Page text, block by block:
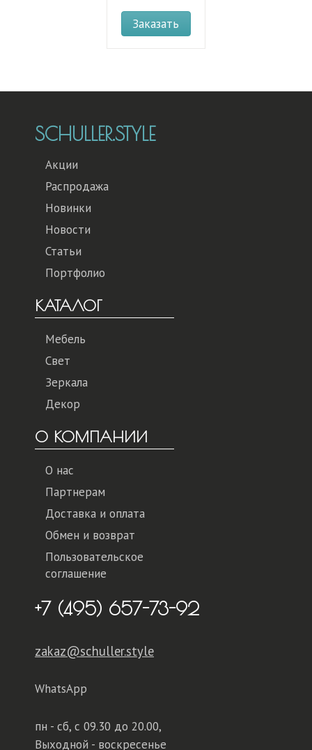
Заказать
SCHULLER.STYLE
Акции
Распродажа
Новинки
Новости
Статьи
Портфолио
КАТАЛОГ
Мебель
Свет
Зеркала
Декор
О КОМПАНИИ
О нас
Партнерам
Доставка и оплата
Обмен и возврат
Пользовательское
соглашение
+7 (495) 657-73-92
zakaz@schuller.style
WhatsApp
пн - сб, с 09.30 до 20.00,
Выходной - воскресенье